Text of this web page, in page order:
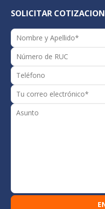
SOLICITAR COTIZACION